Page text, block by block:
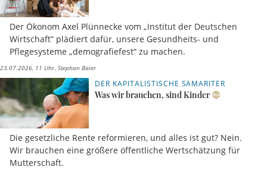
Der Ökonom Axel Plünnecke vom „Institut der Deutschen
Wirtschaft“ plädiert dafür, unsere Gesundheits- und
Pflegesysteme „demografiefest“ zu machen.
23.07.2026, 11 Uhr Stephan Baier
DER KAPITALISTISCHE SAMARITER
Was wir brauchen, sind Kinder
Die gesetzliche Rente reformieren, und alles ist gut? Nein.
Wir brauchen eine größere öffentliche Wertschätzung für
Mutterschaft.